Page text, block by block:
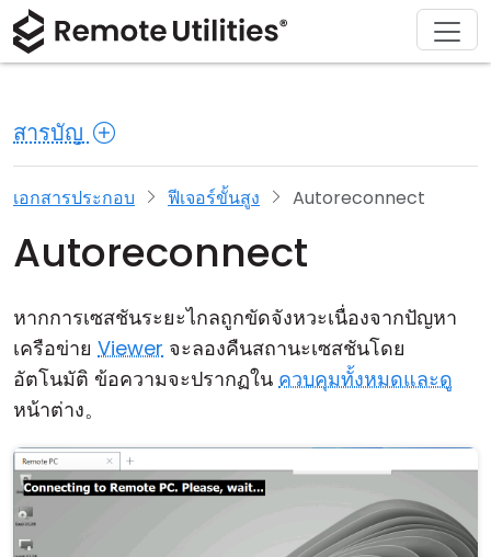
สารบัญ
เอกสารประกอบ ฟีเจอร์ขั้นสูง Autoreconnect
Autoreconnect
หากการเซสชันระยะไกลถูกขัดจังหวะเนื่องจากปัญหา
เครือข่าย Viewer จะลองคืนสถานะเซสชันโดย
อัตโนมัติ ข้อความจะปรากฏใน ควบคุมทั้งหมดและดู
หน้าต่าง。
ผลิตภัณฑ์
ความปลอดภัย
ภาพหน้าจอ
หมายเหตุประจำรุ่น
การเข้าถึงแบบไม่ต้องดูแล
การสนับสนุน Active Directory
การกำหนดค่า MSI
คลาวด์ & ออน-พรีมิส
โซลูชัน
การผลิตและการค้าปลีก
การดูแลสุขภาพ
การศึกษาและรัฐบาล
เทคโนโลยีสารสนเทศ
ดาวน์โหลด
macOS
Linux
iOS/Android
ซื้อ
ผู้ช่วยใบอนุญาต
อัปเกรดใบอนุญาตของคุณ
สนับสนุน
เอกสารประกอบ
ฐานความรู้
เกี่ยวกับ
ห้องข่าว
เขียนรีวิว